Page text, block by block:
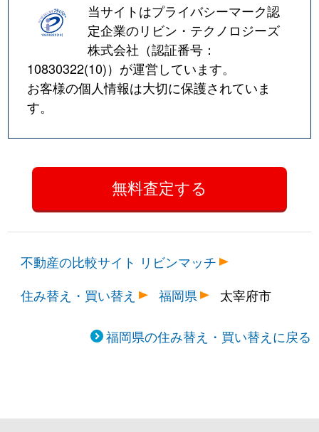
当サイトはプライバシーマーク認
定企業のリビン・テクノロジーズ
株式会社（認証番号：
10830322(10)）が運営しています。
お客様の個人情報は大切に保護されていま
す。
不動産の比較サイト リビンマッチ
住み替え・買い替え
福岡県 太宰府市
福岡県の住み替え・買い替えに戻る